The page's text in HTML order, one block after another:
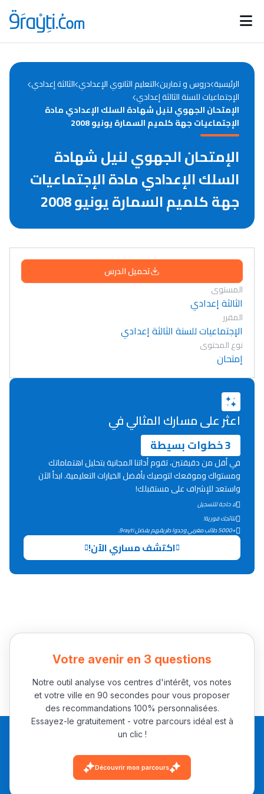
Catégories
d'actualités
Annonces bourses
Collège au Maroc
+ de 78 Sujets
+ de 89 Interviews/Vidéos
الرئيسية دروس و تمارين التعليم الثانوي الإعدادي الثالثة إعدادي
الإجتماعيات للسنة الثالثة إعدادي
الإمتحان الجهوي لنيل شهادة السلك الإعدادي مادة
الإجتماعيات جهة كلميم السمارة يونيو 2008
الإمتحان الجهوي لنيل شهادة
السلك الإعدادي مادة الإجتماعيات
جهة كلميم السمارة يونيو 2008
تحميل الدرس
المستوى
الثالثة إعدادي
المقرر
الإجتماعيات للسنة الثالثة إعدادي
نوع المحتوى
إمتحان
اعثر على مسارك المثالي في
3 خطوات بسيطة
في أقل من دقيقتين، تقوم أداتنا المجانية بتحليل اهتماماتك
ومستواك وموقعك لتوصيك بأفضل الخيارات التعليمية. ابدأ الآن
واستعد للإشراف على مستقبلك!
لا حاجة للتسجيل
نتائجك فورية!
+5000 طالب مغربي وجدوا طريقهم بفضل 9rayti.
اكتشف مساري الآن!
Votre avenir en 3 questions
Notre outil analyse vos centres d'intérêt, vos notes
et votre ville en 90 secondes pour vous proposer
des recommandations 100% personnalisées.
Essayez-le gratuitement - votre parcours idéal est à
un clic !
Découvrir mon parcours